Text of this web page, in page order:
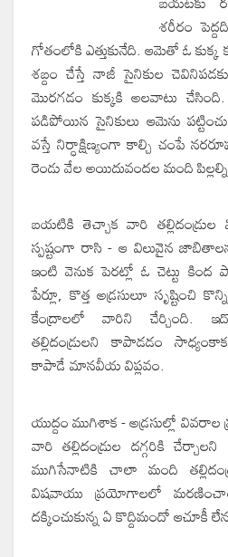
శరీరం
గోతంలోకి ఎత్తుకునేది. ఆమెతో ఓ
శబ్దం చేస్తే నాజీ సైనికుల
మొరగడం కుక్కకి అలవాటు చేసింది.
పడిపోయిన సైనికులు ఆమెను
వస్తే నిర్ధాక్షిణ్యంగా కాల్చి చంపే
రెండు వేల అయిదువందల మంది
బయటికి తెచ్చాక వారి తల్లిదండ్రుల
స్పష్టంగా రాసి - ఆ విలువైన
ఇంటి వెనుక పెరట్లో ఓ చెట్టు కింద
పేర్లూ, కొత్త అడ్రసులూ సృష్టించి
కేంద్రాలలో వారిని చేర్చింది.
తల్లిదండ్రులని కాపాడడం
కాపాడే మానవీయ విప్లవం.
యుద్దం ముగిశాక - అడ్రసుల్లో
వారి తల్లిదండ్రుల దగ్గరికి
ముగిసేనాటికి చాలా మంది
విషవాయు ప్రయోగాలలో
దక్కించుకున్న ఏ కొద్దిమందో